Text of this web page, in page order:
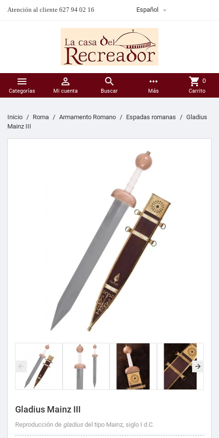
Atención al cliente 627 94 02 16 Español 

Categorías

Mi cuenta

Buscar
more_horiz
Más
shopping_cart 0
Carrito
Inicio Roma Armamento Romano Espadas romanas
Gladius
Mainz III
Gladius Mainz III
Reproducción de gladius del tipo Mainz, siglo I d.C.